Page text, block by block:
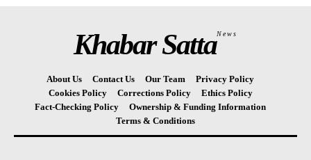
Khabar SattaNews
About Us Contact Us Our Team
Privacy Policy
Cookies Policy
Corrections Policy
Ethics Policy
Fact-Checking Policy
Ownership & Funding Information
Terms & Conditions